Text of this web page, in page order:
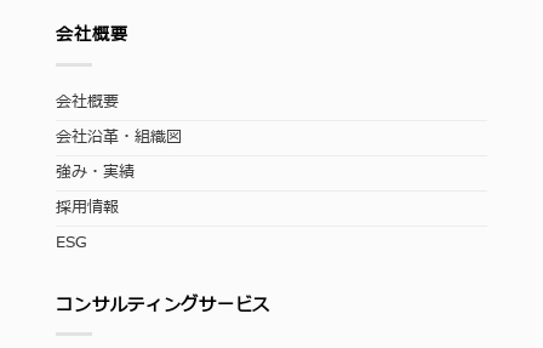
会社概要
会社概要
会社沿革・組織図
強み・実績
採用情報
ESG
コンサルティングサービス